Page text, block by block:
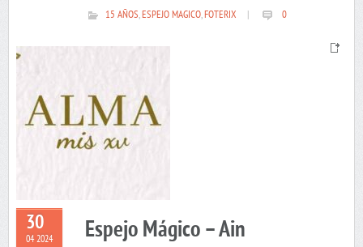
15 AÑOS,ESPEJO MAGICO,FOTERIX 0
30
04 2024 Espejo Mágico – Ain